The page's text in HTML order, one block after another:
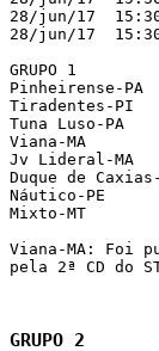
28/jun/17
28/jun/17
GRUPO 1
Pinheirense-PA
Tiradentes-PI
Tuna Luso-PA
Viana-MA
Jv Lideral-MA
Duque de Caxias-RJ
Náutico-PE
Mixto-MT
Viana-MA: Foi
pela 2ª CD do
GRUPO 2